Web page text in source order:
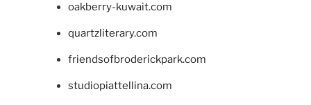
oakberry-kuwait.com
quartzliterary.com
friendsofbroderickpark.com
studiopiattellina.com